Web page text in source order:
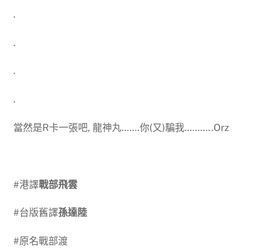
.
.
.
.
當然是R卡一張吧, 龍神丸…….你(又)騙我………..Orz
#港譯戰部飛雲
#台版舊譯孫達陸
#原名戰部渡